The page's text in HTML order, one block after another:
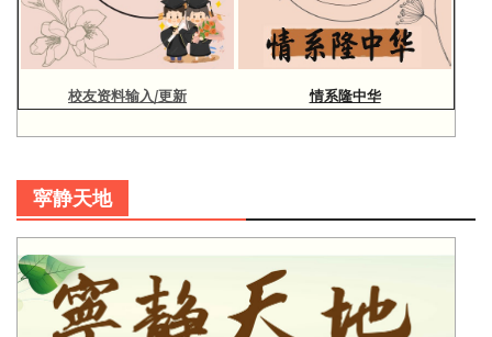
校友资料输入/更新 情系隆中华
寜静天地